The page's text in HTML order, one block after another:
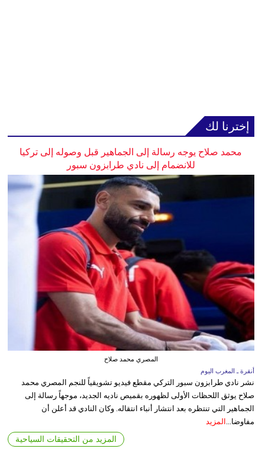
إخترنا لك
محمد صلاح يوجه رسالة إلى الجماهير قبل وصوله إلى تركيا
للانضمام إلى نادي طرابزون سبور
المصري محمد صلاح
أنقرة ـ المغرب اليوم
نشر نادي طرابزون سبور التركي مقطع فيديو تشويقياً للنجم المصري محمد
صلاح يوثق اللحظات الأولى لظهوره بقميص ناديه الجديد، موجهاً رسالة إلى
الجماهير التي تنتظره بعد انتشار أنباء انتقاله. وكان النادي قد أعلن أن
مفاوضا... المزيد
المزيد من التحقيقات السياحية